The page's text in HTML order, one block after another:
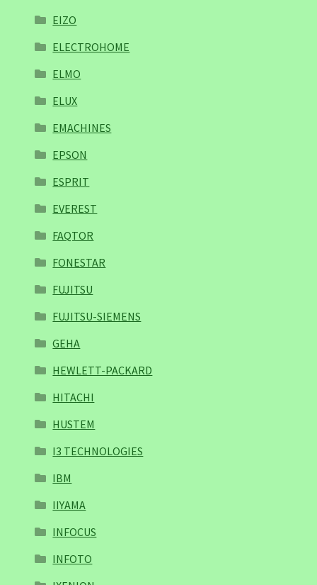
EIZO
ELECTROHOME
ELMO
ELUX
EMACHINES
EPSON
ESPRIT
EVEREST
FAQTOR
FONESTAR
FUJITSU
FUJITSU-SIEMENS
GEHA
HEWLETT-PACKARD
HITACHI
HUSTEM
I3 TECHNOLOGIES
IBM
IIYAMA
INFOCUS
INFOTO